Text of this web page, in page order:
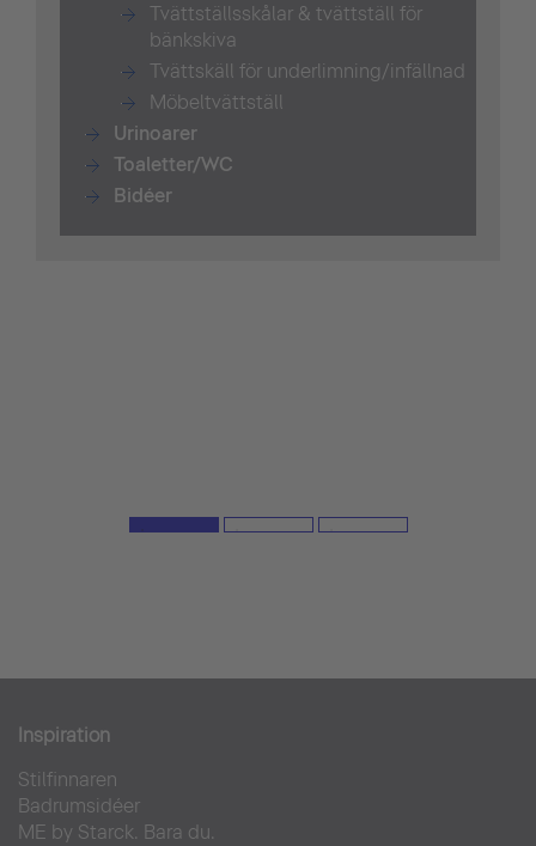
Tvättställsskålar & tvättställ för
bänkskiva
Tvättskäll för underlimning/infällnad
Möbeltvättställ
Urinoarer
Toaletter/WC
Bidéer
Inspiration
Stilfinnaren
Badrumsidéer
ME by Starck. Bara du.